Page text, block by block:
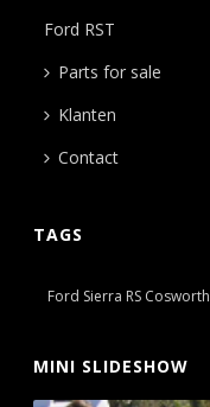
Ford RST
Parts for sale
Klanten
Contact
TAGS
Ford Sierra RS Cosworth
MINI SLIDESHOW